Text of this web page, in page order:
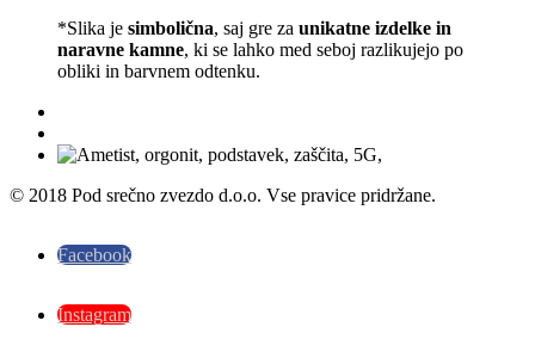
*Slika je simbolična, saj gre za unikatne izdelke in
naravne kamne, ki se lahko med seboj razlikujejo po
obliki in barvnem odtenku.
© 2018 Pod srečno zvezdo d.o.o. Vse pravice pridržane.
Facebook
Instagram